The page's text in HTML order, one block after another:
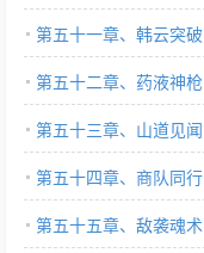
第五十一章、韩云突破
第五十二章、药液神枪
第五十三章、山道见闻
第五十四章、商队同行
第五十五章、敌袭魂术